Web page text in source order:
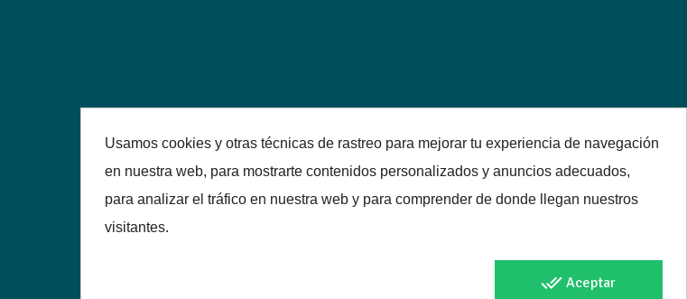
Usamos cookies y otras técnicas de rastreo para mejorar tu experiencia de navegación
en nuestra web, para mostrarte contenidos personalizados y anuncios adecuados,
para analizar el tráfico en nuestra web y para comprender de donde llegan nuestros
visitantes.
done_all Aceptar